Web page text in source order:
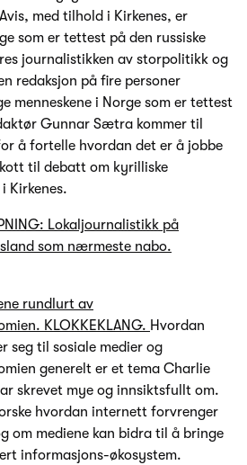
med tilhold i Kirkenes, er
som er tettest på den russiske
journalistikken av storpolitikk og
redaksjon på fire personer
menneskene i Norge som er tettest
Gunnar Sætra kommer til
å fortelle hvordan det er å jobbe
til debatt om kyrilliske
Kirkenes.
Lokaljournalistikk på
som nærmeste nabo.
rundlurt av
KLOKKEKLANG. Hvordan
seg til sosiale medier og
generelt er et tema Charlie
skrevet mye og innsiktsfullt om.
hvordan internett forvrenger
om mediene kan bidra til å bringe
informasjons-økosystem.